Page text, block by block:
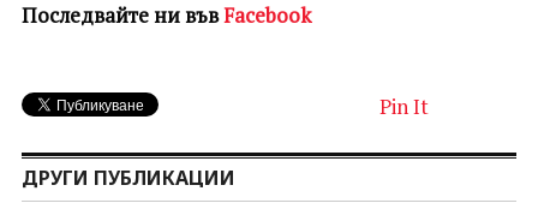
Последвайте ни въвFacebook
Pin It
ДРУГИ ПУБЛИКАЦИИ